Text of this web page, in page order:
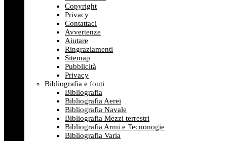
Copyright
Privacy
Contattaci
Avvertenze
Aiutare
Ringraziamenti
Sitemap
Pubblicità
Privacy
Bibliografia e fonti
Bibliografia
Bibliografia Aerei
Bibliografia Navale
Bibliografia Mezzi terrestri
Bibliografia Armi e Tecnonogie
Bibliografia Varia